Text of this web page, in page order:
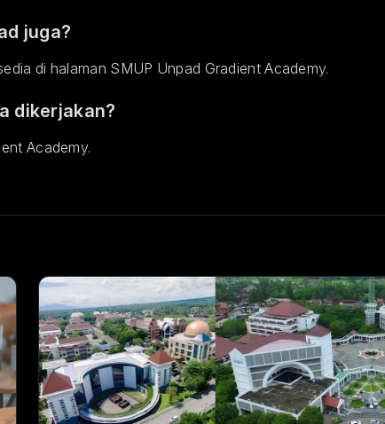
juga?
di halaman SMUP Unpad Gradient Academy.
dikerjakan?
Academy.